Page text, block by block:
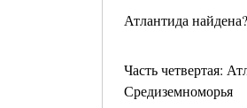
Атлантида найдена?
Часть четвертая:
Средиземноморья